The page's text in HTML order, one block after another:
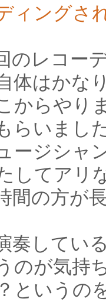
ィングさ
のレコー
体はかな
からやり
らいまし
ージシャ
してアリ
間の方が
奏してい
のが気持
というの